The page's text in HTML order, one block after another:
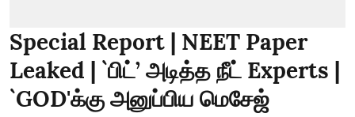
Special Report | NEET Paper
Leaked | `பிட்’ அடித்த நீட் Experts |
`GOD'க்கு அனுப்பிய மெசேஜ்